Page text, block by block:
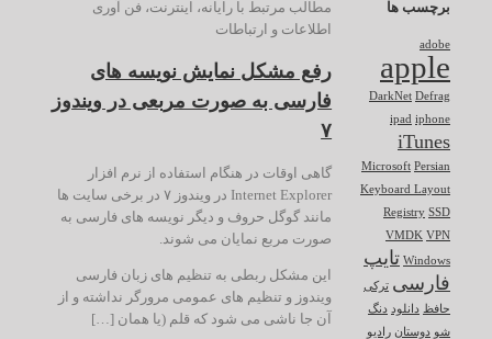
مطالب مرتبط با رایانه، اینترنت، فن آوری
اطلاعات و ارتباطات
رفع مشکل نمایش نویسه های
فارسی به صورت مربعی در ویندوز
۷
گاهی اوقات در هنگام استفاده از نرم افزار
Internet Explorer در ویندوز ۷ در برخی سایت ها
مانند گوگل حروف و دیگر نویسه های فارسی به
صورت مربع نمایان می شوند.
این مشکل ربطی به تنظیم های زبان فارسی
ویندوز و تنظیم های عمومی مرورگر نداشته و از
آن جا ناشی می شود که قلم (یا همان […]
برچسب ها
adobe
apple
DarkNet Defrag
ipad iphone
iTunes
Microsoft Persian
Keyboard Layout
Registry SSD
VMDK VPN
Windows تایپ
فارسی ترکی
حافظ دانلود دنگ
شو دوستان رادیو